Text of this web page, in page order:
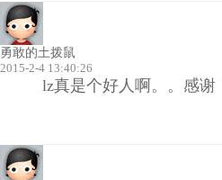
勇敢的土拨鼠
2015-2-4 13:40:26
lz真是个好人啊。。感谢